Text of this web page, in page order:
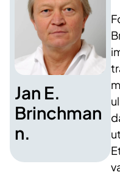
Jan E.
Brinchman
n.